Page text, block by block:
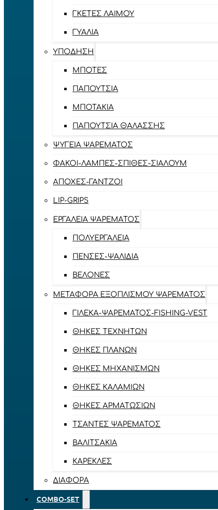
ΓΚΈΤΕΣ ΛΑΊΜΟΥ
ΓΥΑΛΙΆ
ΥΠΌΔΗΣΗ
ΜΠΌΤΕΣ
ΠΑΠΟΎΤΣΙΑ
ΜΠΟΤΆΚΙΑ
ΠΑΠΟΎΤΣΙΑ ΘΑΛΆΣΣΗΣ
ΨΥΓΕΊΑ ΨΑΡΈΜΑΤΟΣ
ΦΑΚΟΊ-ΛΆΜΠΕΣ-ΣΠΊΘΕΣ-ΣΊΑΛΟΥΜ
ΑΠΌΧΕΣ-ΓΆΝΤΖΟΙ
LIP-GRIPS
EΡΓΑΛΕΊΑ ΨΑΡΈΜΑΤΟΣ
ΠΟΛΥΕΡΓΑΛΕΊΑ
ΠΈΝΣΕΣ-ΨΑΛΊΔΙΑ
ΒΕΛΌΝΕΣ
ΜΕΤΑΦΟΡΆ ΕΞΟΠΛΙΣΜΟΎ ΨΑΡΈΜΑΤΟΣ
ΓΙΛΈΚΑ-ΨΑΡΈΜΑΤΟΣ-FISHING-VEST
ΘΉΚΕΣ ΤΕΧΝΗΤΏΝ
ΘΉΚΕΣ ΠΛΆΝΩΝ
ΘΉΚΕΣ ΜΗΧΑΝΙΣΜΏΝ
ΘΉΚΕΣ ΚΑΛΑΜΙΏΝ
ΘΉΚΕΣ ΑΡΜΑΤΩΣΙΏΝ
ΤΣΆΝΤΕΣ ΨΑΡΈΜΑΤΟΣ
ΒΑΛΙΤΣΆΚΙΑ
ΚΑΡΈΚΛΕΣ
ΔΙΆΦΟΡΑ
COMBO-SET